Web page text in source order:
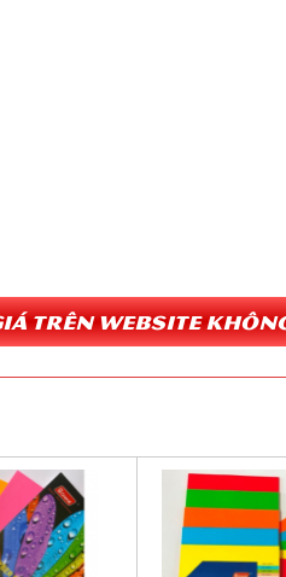
trên website